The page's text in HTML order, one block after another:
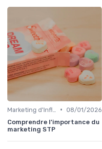
• 08/01/2026
Comprendre l'importance du
marketing STP